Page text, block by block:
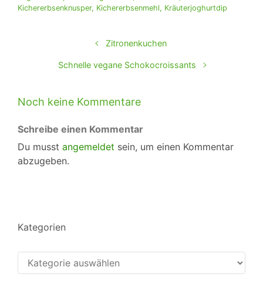
Kichererbsenknusper, Kichererbsenmehl, Kräuterjoghurtdip
Zitronenkuchen
Schnelle vegane Schokocroissants
Noch keine Kommentare
Schreibe einen Kommentar
Du musst angemeldet sein, um einen Kommentar
abzugeben.
Kategorien
Kategorien